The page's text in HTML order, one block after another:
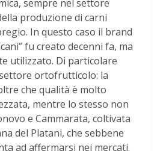
sempre nel settore
produzione di carni
In questo caso il brand
fu creato decenni fa, ma
utilizzato. Di particolare
ortofrutticolo: la
che qualità è molto
mentre lo stesso non
e Cammarata, coltivata
del Platani, che sebbene
ad affermarsi nei mercati.